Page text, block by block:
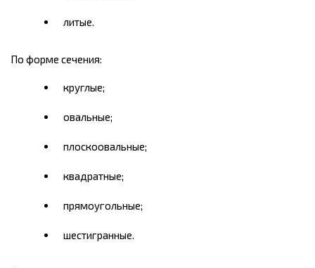
литые.
По форме сечения:
круглые;
овальные;
плоскоовальные;
квадратные;
прямоугольные;
шестигранные.